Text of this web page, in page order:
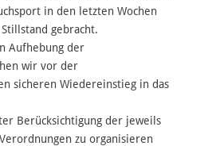
in den letzten Wochen
gebracht.
Aufhebung der
wir vor der
sicheren Wiedereinstieg in das
Berücksichtigung der jeweils
zu organisieren